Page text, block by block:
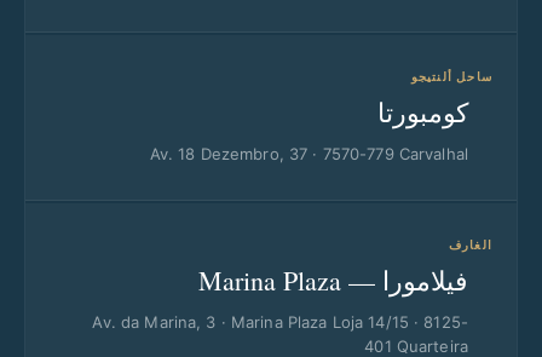
ساحل ألنتيجو
كومبورتا
Av. 18 Dezembro, 37 · 7570-779 Carvalhal
الغارف
فيلامورا — Marina Plaza
Av. da Marina, 3 · Marina Plaza Loja 14/15 · 8125-
401 Quarteira